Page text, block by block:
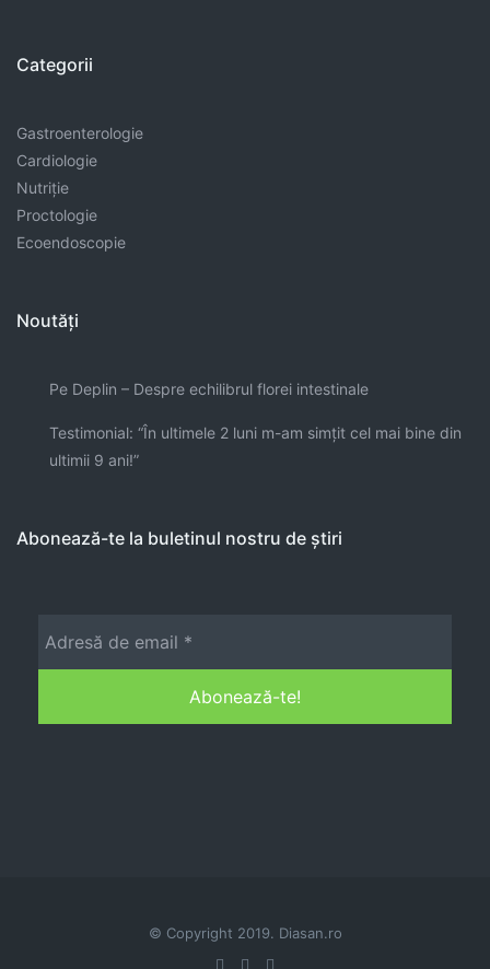
Categorii
Gastroenterologie
Cardiologie
Nutriție
Proctologie
Ecoendoscopie
Noutăți
Pe Deplin – Despre echilibrul florei intestinale
Testimonial: “În ultimele 2 luni m-am simţit cel mai bine din
ultimii 9 ani!”
Abonează-te la buletinul nostru de știri
© Copyright 2019. Diasan.ro